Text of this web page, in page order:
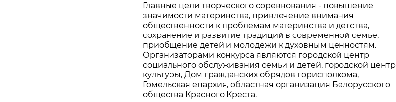
Главные цели творческого соревнования - повышение
значимости материнства, привлечение внимания
общественности к проблемам материнства и детства,
сохранение и развитие традиций в современной семье,
приобщение детей и молодежи к духовным ценностям.
Организаторами конкурса являются городской центр
социального обслуживания семьи и детей, городской центр
культуры, Дом гражданских обрядов горисполкома,
Гомельская епархия, областная организация Белорусского
общества Красного Креста.